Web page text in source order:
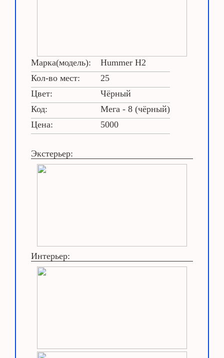
Марка(модель):
Hummer H2
Кол-во мест:
25
Цвет:
Чёрный
Код:
Мега - 8 (чёрный)
Цена:
5000
Экстерьер:
Интерьер: